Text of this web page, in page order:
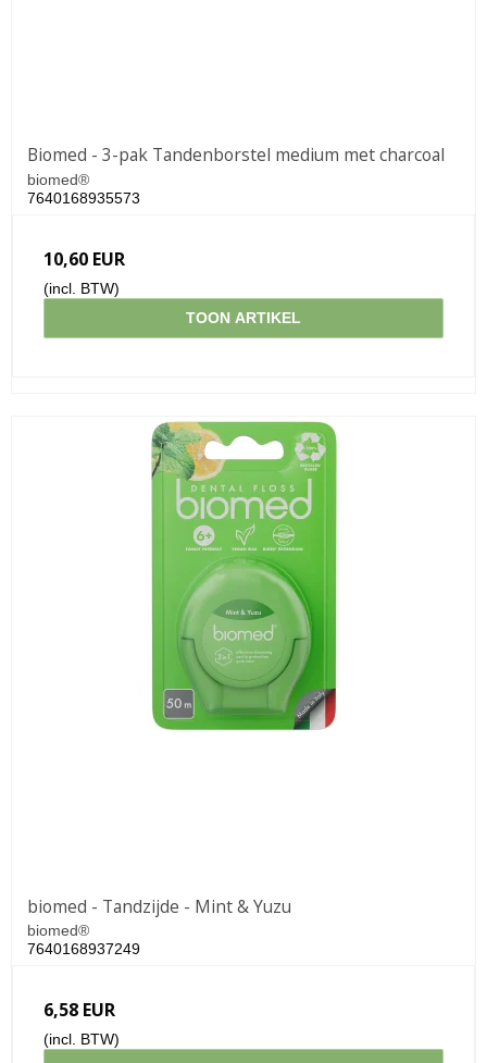
Biomed - 3-pak Tandenborstel medium met charcoal
biomed®
7640168935573
10,60 EUR
(incl. BTW)
TOON ARTIKEL
biomed - Tandzijde - Mint & Yuzu
biomed®
7640168937249
6,58 EUR
(incl. BTW)